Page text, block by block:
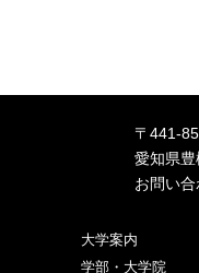
〒441-
愛知県豊
お問い合
大学案内
学部・大学院